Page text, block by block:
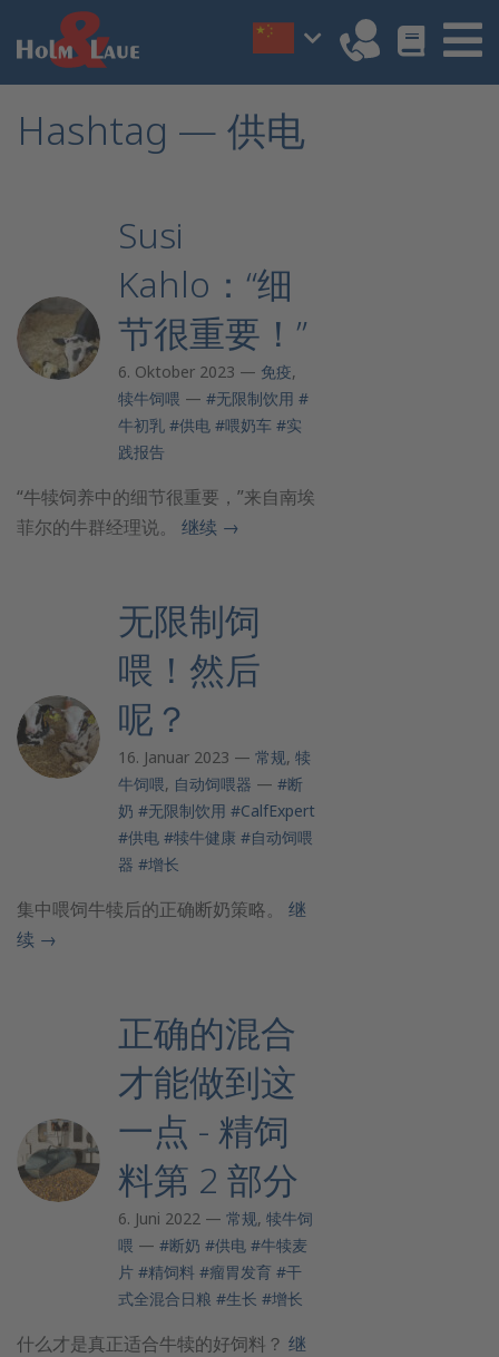
Hashtag — 供电
Susi
Kahlo：“细
节很重要！”
6. Oktober 2023 — 免疫,
犊牛饲喂 — #无限制饮用 #
牛初乳 #供电 #喂奶车 #实
践报告
“牛犊饲养中的细节很重要，”来自南埃
菲尔的牛群经理说。 继续 →
无限制饲
喂！然后
呢？
16. Januar 2023 — 常规, 犊
牛饲喂, 自动饲喂器 — #断
奶 #无限制饮用 #CalfExpert
#供电 #犊牛健康 #自动饲喂
器 #增长
集中喂饲牛犊后的正确断奶策略。 继
续 →
正确的混合
才能做到这
一点 - 精饲
料第 2 部分
6. Juni 2022 — 常规, 犊牛饲
喂 — #断奶 #供电 #牛犊麦
片 #精饲料 #瘤胃发育 #干
式全混合日粮 #生长 #增长
什么才是真正适合牛犊的好饲料？ 继